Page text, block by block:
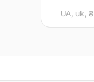
UA, uk, ₴